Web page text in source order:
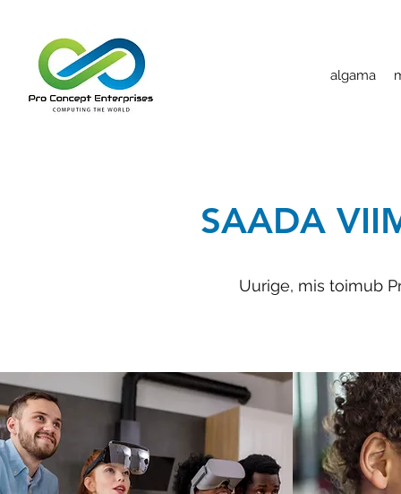
algama
SAADA
Uurige, mis toimub